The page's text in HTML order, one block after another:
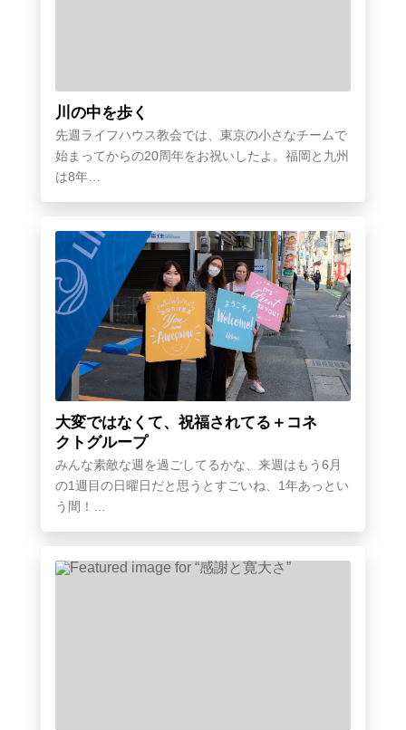
川の中を歩く
先週ライフハウス教会では、東京の小さなチームで
始まってからの20周年をお祝いしたよ。福岡と九州
は8年…
大変ではなくて、祝福されてる＋コネ
クトグループ
みんな素敵な週を過ごしてるかな、来週はもう6月
の1週目の日曜日だと思うとすごいね、1年あっとい
う間！…